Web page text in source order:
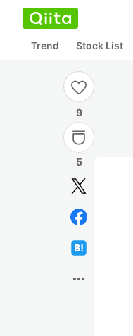
Trend Stock List
9
5
more_horiz